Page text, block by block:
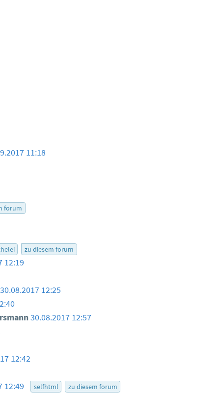
11:18
forum
zu diesem forum
12:19
30.08.2017 12:25
30.08.2017 12:57
12:42
12:49 selfhtml zu diesem forum